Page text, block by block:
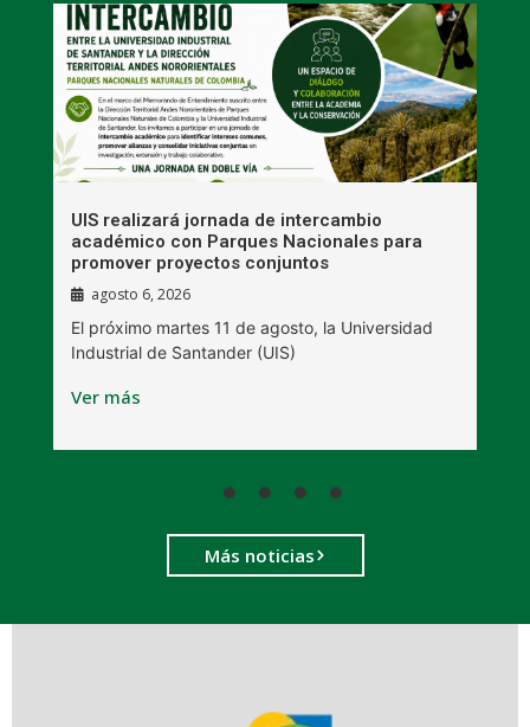
UIS realizará jornada de intercambio
académico con Parques Nacionales para
promover proyectos conjuntos
agosto 6, 2026
El próximo martes 11 de agosto, la Universidad
Industrial de Santander (UIS)
Ver más
Más noticias